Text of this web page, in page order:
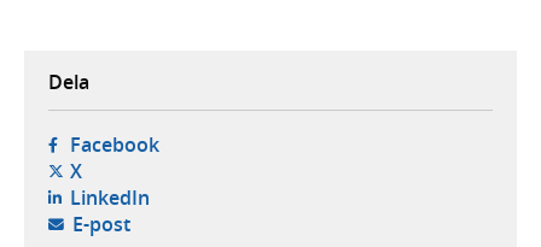
Dela
Facebook- öppnas i ny flik, extern webbplats,
X- öppnas i ny flik, extern webbplats,
LinkedIn- öppnas i ny flik, extern webbplats,
E-post- öppnar din e-postklient,